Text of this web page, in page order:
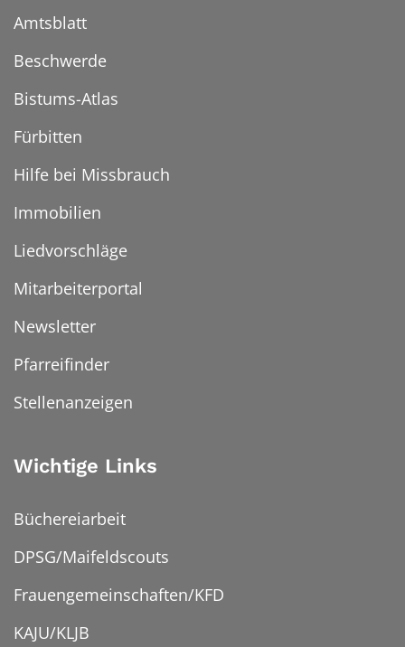
Amtsblatt
Beschwerde
Bistums-Atlas
Fürbitten
Hilfe bei Missbrauch
Immobilien
Liedvorschläge
Mitarbeiterportal
Newsletter
Pfarreifinder
Stellenanzeigen
Wichtige Links
Büchereiarbeit
DPSG/Maifeldscouts
Frauengemeinschaften/KFD
KAJU/KLJB